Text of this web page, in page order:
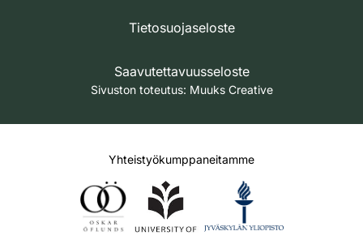
Tietosuojaseloste
Saavutettavuusseloste
Sivuston toteutus: Muuks Creative
Yhteistyökumppaneitamme